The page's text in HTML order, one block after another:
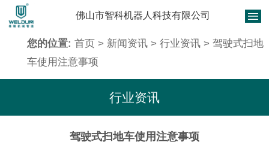
佛山市智科机器人科技有限公司
您的位置: 首页> 新闻资讯> 行业资讯> 驾驶式扫地
车使用注意事项
行业资讯
驾驶式扫地车使用注意事项